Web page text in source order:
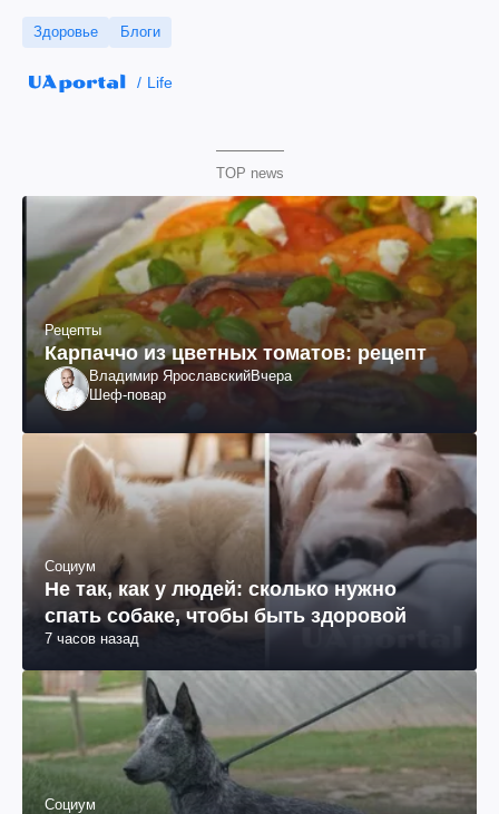
Здоровье Блоги
Life
TOP news
Рецепты
Карпаччо из цветных томатов: рецепт
Владимир ЯрославскийВчера
Шеф-повар
Социум
Не так, как у людей: сколько нужно
спать собаке, чтобы быть здоровой
7 часов назад
Социум